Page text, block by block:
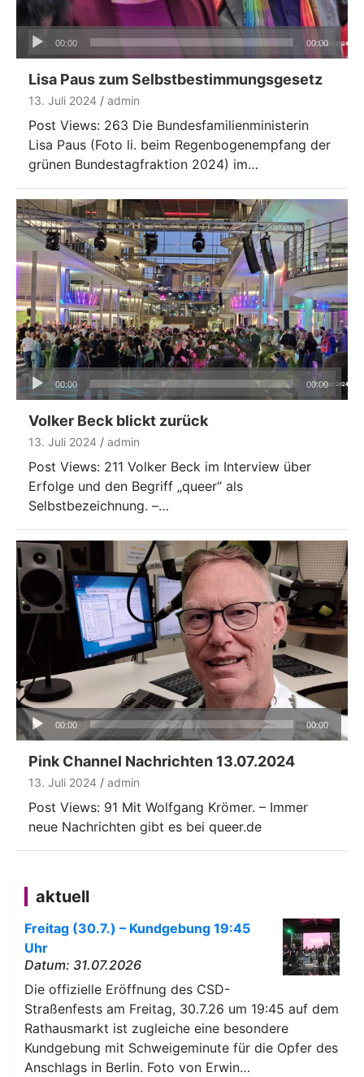
Audio-
Player
00:00 00:00
Lisa Paus zum Selbstbestimmungsgesetz
13. Juli 2024 admin
Post Views: 263 Die Bundesfamilienministerin
Lisa Paus (Foto li. beim Regenbogenempfang der
grünen Bundestagfraktion 2024) im…
Audio-
Player
00:00 00:00
Volker Beck blickt zurück
13. Juli 2024 admin
Post Views: 211 Volker Beck im Interview über
Erfolge und den Begriff „queer“ als
Selbstbezeichnung. –…
Audio-
Player
00:00 00:00
Pink Channel Nachrichten 13.07.2024
13. Juli 2024 admin
Post Views: 91 Mit Wolfgang Krömer. – Immer
neue Nachrichten gibt es bei queer.de
aktuell
Freitag (30.7.) – Kundgebung 19:45
Uhr
Datum: 31.07.2026
Die offizielle Eröffnung des CSD-
Straßenfests am Freitag, 30.7.26 um 19:45 auf dem
Rathausmarkt ist zugleiche eine besondere
Kundgebung mit Schweigeminute für die Opfer des
Anschlags in Berlin. Foto von Erwin…